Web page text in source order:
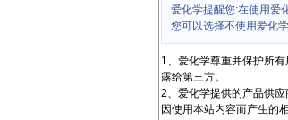
爱化学提醒您:在使用爱
您可以选择不使用爱化
1、爱化学尊重并保护所
露给第三方。
2、爱化学提供的产品供
因使用本站内容而产生的